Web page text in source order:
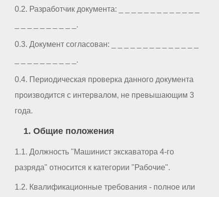
0.2. Разработчик документа: _ _ _ _ _ _ _ _ _ _ _ _ _
_ _ _ _ _ _ _ _ _ _.
0.3. Документ согласован: _ _ _ _ _ _ _ _ _ _ _ _ _ _
_ _ _ _ _ _ _ _ _ _.
0.4. Периодическая проверка данного документа
производится с интервалом, не превышающим 3
года.
1. Общие положения
1.1. Должность "Машинист экскаватора 4-го
разряда" относится к категории "Рабочие".
1.2. Квалификационные требования - полное или